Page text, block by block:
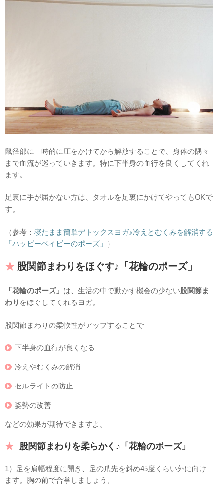
鼠径部に一時的に圧をかけてから解放することで、身体の隅々
まで血流が巡っていきます。特に下半身の血行を良くしてくれ
ます。
足裏に手が届かない方は、タオルを足裏にかけてやってもOKで
す。
（参考： 寝たまま簡単デトックスヨガ♪冷えとむくみを解消する
「ハッピーベイビーのポーズ」
）
股関節まわりをほぐす♪「花輪のポーズ」
「花輪のポーズ」 は、生活の中で動かす機会の少ない股関節ま
わり をほぐしてくれるヨガ。
股関節まわりの柔軟性がアップすることで
下半身の血行が良くなる
冷えやむくみの解消
セルライトの防止
姿勢の改善
などの効果が期待できますよ。
股関節まわりを柔らかく♪「花輪のポーズ」
1）足を肩幅程度に開き、足の爪先を斜め45度くらい外に向け
ます。胸の前で合掌しましょう。